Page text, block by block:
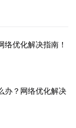
络优化解决指南！
办？网络优化解决